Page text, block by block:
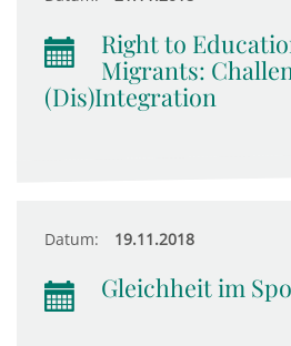
Right to
Migrants:
(Dis)Integration
Datum: 19.11.2018
Gleichheit im